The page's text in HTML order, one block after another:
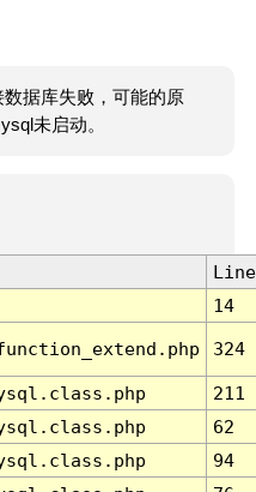
据库失败，可能的原
未启动。
Line
14
324
211
62
94